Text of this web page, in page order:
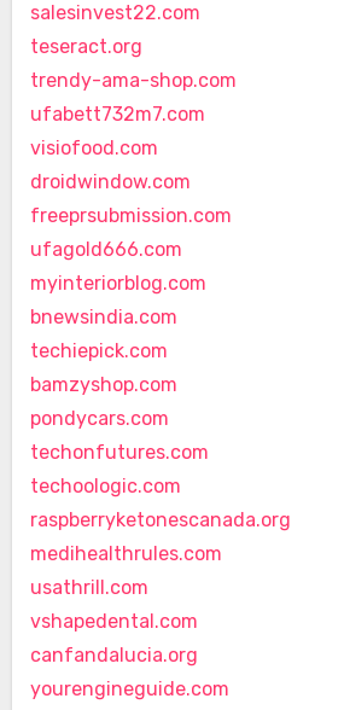
salesinvest22.com
teseract.org
trendy-ama-shop.com
ufabett732m7.com
visiofood.com
droidwindow.com
freeprsubmission.com
ufagold666.com
myinteriorblog.com
bnewsindia.com
techiepick.com
bamzyshop.com
pondycars.com
techonfutures.com
techoologic.com
raspberryketonescanada.org
medihealthrules.com
usathrill.com
vshapedental.com
canfandalucia.org
yourengineguide.com